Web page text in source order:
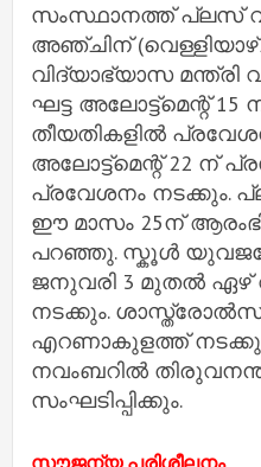
സംസ്ഥാനത്ത് പ്ലസ്
അഞ്ചിന്
വിദ്യാഭ്യാസ മന്ത്രി
ഘട്ട അലോട്ട്മെന്റ് 15 ന്
തീയതികളില്‍
അലോട്ട്മെന്റ് 22 ന്
പ്രവേശനം
ഈ മാസം 25ന്
പറഞ്ഞു. സ്കൂള്‍
ജനുവരി 3 മുതല്‍ ഏഴ്
നടക്കും.
എറണാകുളത്ത്
നവംബറിൽ
സംഘടിപ്പിക്കും.